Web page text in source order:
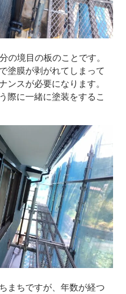
の境目の板のことです。
塗膜が剥がれてしまって
ンスが必要になります。
際に一緒に塗装をするこ
まちですが、年数が経つ